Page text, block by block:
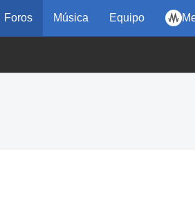
Foros Música Equipo